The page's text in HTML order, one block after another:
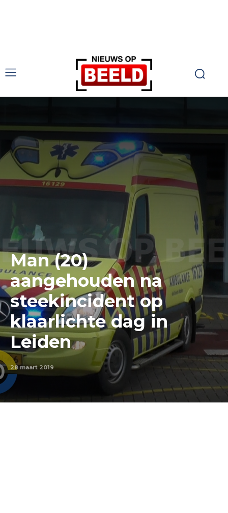
Man (20)
aangehouden na
steekincident op
klaarlichte dag in
Leiden
28 maart 2019